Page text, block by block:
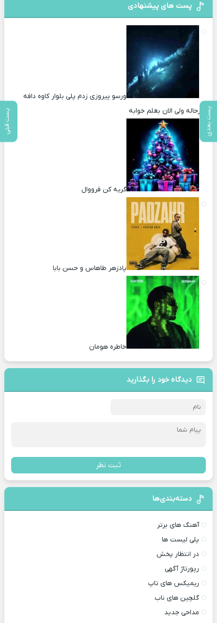
پست بعدی پست قبلی
پست های پیشنهادی
ورسو پیروزی زدم پلی بلوار کاوه دافه
سرحاله ولی الان بغلم خوابه ‌
گریه کن فرووال
پادزهر طاهاس و حسن بابا
خاطره هومان
دیدگاه خود را بگذارید
ثبت نظر
دسته‌بندی‌ها
آهنگ های برتر
پلی لیست ها
در انتظار پخش
رپورتاژ آگهی
ریمیکس های تاپ
گلچین های ناب
مداحی جدید